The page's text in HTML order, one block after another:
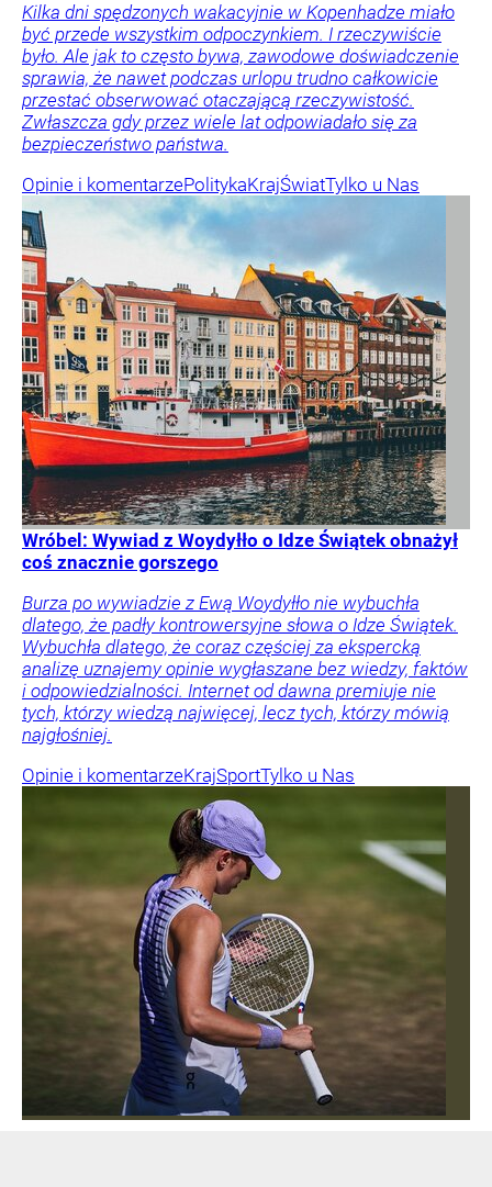
Kilka dni spędzonych wakacyjnie w Kopenhadze miało
być przede wszystkim odpoczynkiem. I rzeczywiście
było. Ale jak to często bywa, zawodowe doświadczenie
sprawia, że nawet podczas urlopu trudno całkowicie
przestać obserwować otaczającą rzeczywistość.
Zwłaszcza gdy przez wiele lat odpowiadało się za
bezpieczeństwo państwa.
Opinie i komentarzePolitykaKrajŚwiatTylko u Nas
Wróbel: Wywiad z Woydyłło o Idze Świątek obnażył
coś znacznie gorszego
Burza po wywiadzie z Ewą Woydyłło nie wybuchła
dlatego, że padły kontrowersyjne słowa o Idze Świątek.
Wybuchła dlatego, że coraz częściej za ekspercką
analizę uznajemy opinie wygłaszane bez wiedzy, faktów
i odpowiedzialności. Internet od dawna premiuje nie
tych, którzy wiedzą najwięcej, lecz tych, którzy mówią
najgłośniej.
Opinie i komentarzeKrajSportTylko u Nas